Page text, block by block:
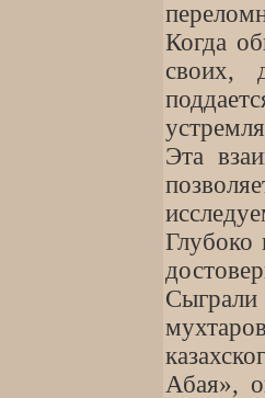
Когда
своих,
Эта
Глубоко
Абая»,